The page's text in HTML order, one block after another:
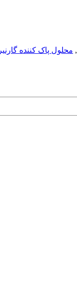
, محلول پاک کننده گارنیر